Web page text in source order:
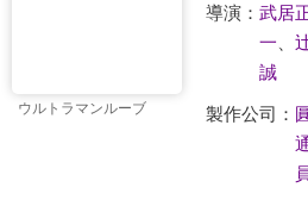
ウルトラマンルーブ
導演： 武居
一
誠
製作公司：